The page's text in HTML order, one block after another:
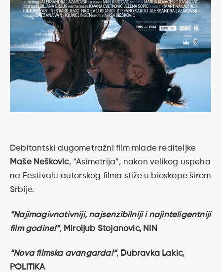
Debitantski dugometražni film mlade rediteljke
Maše Nešković, “Asimetrija”, nakon velikog uspeha
na Festivalu autorskog filma stiže u bioskope širom
Srbije.
“Najimagivnativniji, najsenzibilniji i najinteligentniji
film godine!“, Miroljub Stojanović, NIN
“Nova filmska avangarda!“, Dubravka Lakić,
POLITIKA